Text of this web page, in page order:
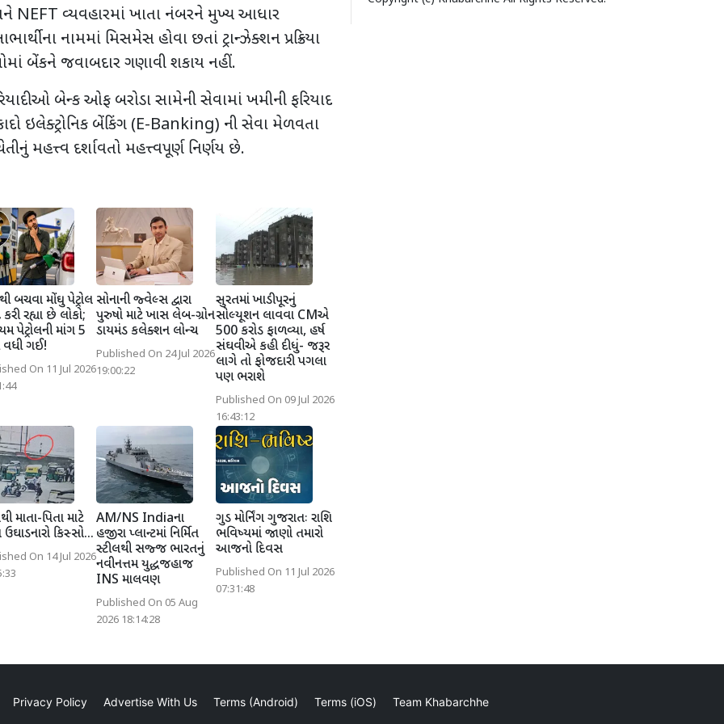
NEFT વ્યવહારમાં ખાતા નંબરને મુખ્ય આધાર
નામમાં મિસમેસ હોવા છતાં ટ્રાન્ઝેક્શન પ્રક્રિયા
બેંકને જવાબદાર ગણાવી શકાય નહીં.
બેન્ક ઓફ બરોડા સામેની સેવામાં ખમીની ફરિયાદ
ઇલેક્ટ્રોનિક બેંકિંગ (E-Banking) ની સેવા મેળવતા
મહત્ત્વ દર્શાવતો મહત્ત્વપૂર્ણ નિર્ણય છે.
બચવા મોંઘુ પેટ્રોલ
રહ્યા છે લોકો;
પેટ્રોલની માંગ 5
ગઈ!
On 11 Jul 2026
સોનાની જ્વેલ્સ દ્વારા
પુરુષો માટે ખાસ લેબ-ગ્રોન
ડાયમંડ કલેક્શન લોન્ચ
Published On 24 Jul 2026
19:00:22
સુરતમાં ખાડીપૂરનું
સોલ્યૂશન લાવવા CMએ
500 કરોડ ફાળવ્યા, હર્ષ
સંઘવીએ કહી દીધું- જરૂર
લાગે તો ફોજદારી પગલા
પણ ભરાશે
Published On 09 Jul 2026
16:43:12
માતા-પિતા માટે
કિસ્સો...
On 14 Jul 2026
AM/NS Indiaના
હજીરા પ્લાન્ટમાં નિર્મિત
સ્ટીલથી સજ્જ ભારતનું
નવીનત્તમ યુદ્ધજહાજ
INS માલવણ
Published On 05 Aug
2026 18:14:28
ગુડ મોર્નિંગ ગુજરાતઃ રાશિ
ભવિષ્યમાં જાણો તમારો
આજનો દિવસ
Published On 11 Jul 2026
07:31:48
Privacy Policy Advertise With Us Terms (Android) Terms (iOS)
Team Khabarchhe